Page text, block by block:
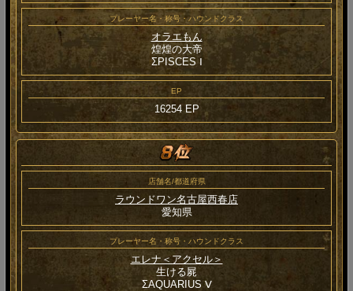
プレーヤー名・称号・ハウンドクラス
オラエもん
煌煌の大帝
ΣPISCES Ⅰ
EP
16254 EP
店舗名/都道府県
ラウンドワン名古屋西春店
愛知県
プレーヤー名・称号・ハウンドクラス
エレナ＜アクセル＞
生ける屍
ΣAQUARIUS Ⅴ